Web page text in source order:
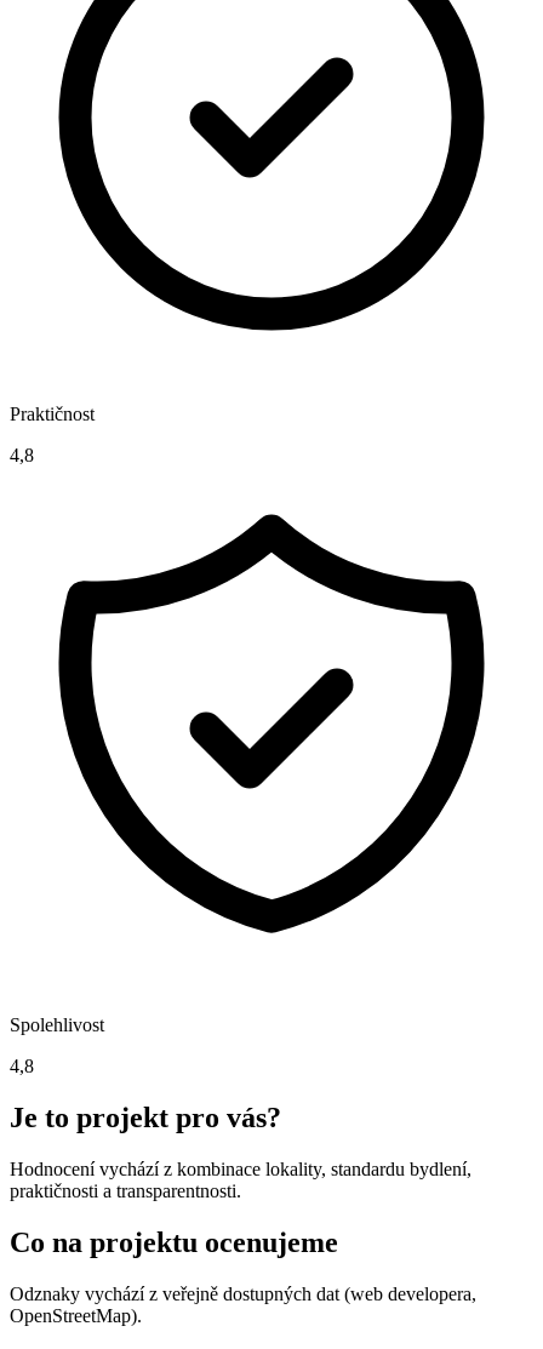
Praktičnost
4,8
Spolehlivost
4,8
Je to projekt pro vás?
Hodnocení vychází z kombinace lokality, standardu bydlení,
praktičnosti a transparentnosti.
Co na projektu ocenujeme
Odznaky vychází z veřejně dostupných dat (web developera,
OpenStreetMap).